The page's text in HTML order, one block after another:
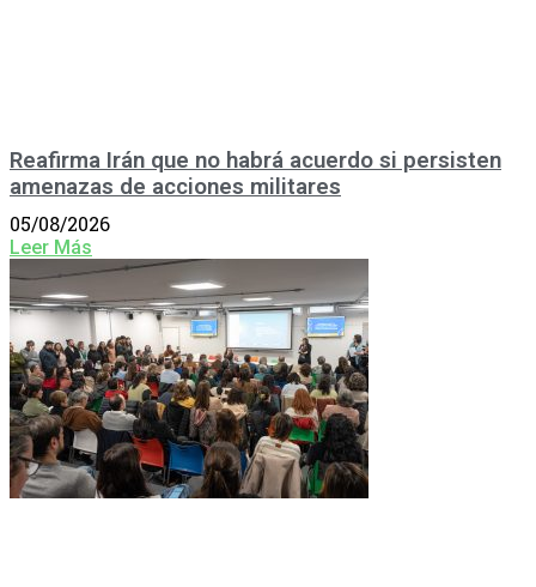
Reafirma Irán que no habrá acuerdo si persisten
amenazas de acciones militares
05/08/2026
Leer Más